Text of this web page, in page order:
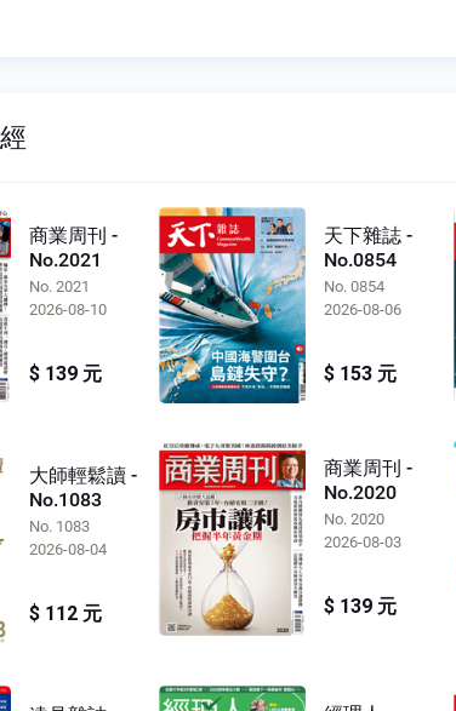
商業周刊 -
No.2021
No. 2021
2026-08-10
$ 139 元
天下雜誌 -
No.0854
No. 0854
2026-08-06
$ 153 元
大師輕鬆讀 -
No.1083
No. 1083
2026-08-04
$ 112 元
商業周刊 -
No.2020
No. 2020
2026-08-03
$ 139 元